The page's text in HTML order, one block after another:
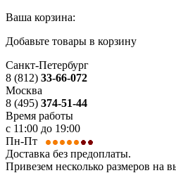
Ваша корзина:
Добавьте товары в корзину
Санкт-Петербург
8 (812) 33-66-072
Москва
8 (495) 374-51-44
Время работы
с 11:00 до 19:00
Пн-Пт
Доставка без предоплаты.
Привезем несколько размеров